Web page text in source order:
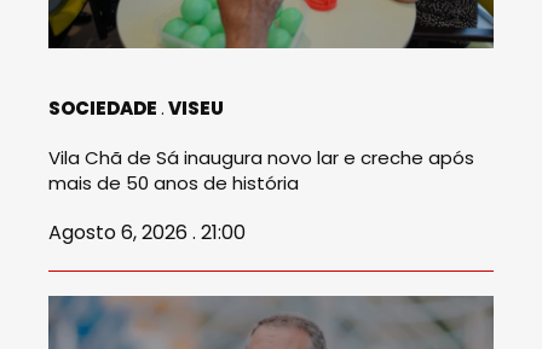
SOCIEDADE VISEU
Vila Chã de Sá inaugura novo lar e creche após
mais de 50 anos de história
Agosto 6, 2026 . 21:00